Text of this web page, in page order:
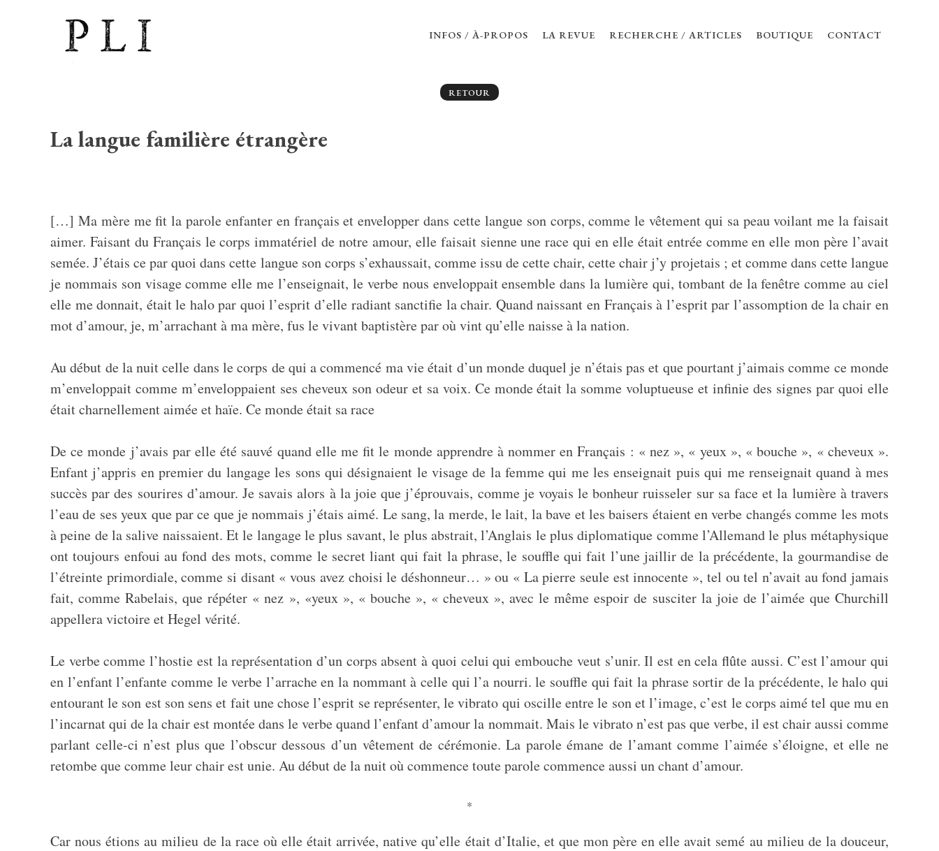
INFOS / À-PROPOS LA REVUE RECHERCHE / ARTICLES BOUTIQUE CONTACT
RETOUR
La langue familière étrangère
[…] Ma mère me fit la parole enfanter en français et envelopper dans cette langue son corps, comme le vêtement qui sa peau voilant me la faisait
aimer. Faisant du Français le corps immatériel de notre amour, elle faisait sienne une race qui en elle était entrée comme en elle mon père l’avait
semée. J’étais ce par quoi dans cette langue son corps s’exhaussait, comme issu de cette chair, cette chair j’y projetais ; et comme dans cette langue
je nommais son visage comme elle me l’enseignait, le verbe nous enveloppait ensemble dans la lumière qui, tombant de la fenêtre comme au ciel
elle me donnait, était le halo par quoi l’esprit d’elle radiant sanctifie la chair. Quand naissant en Français à l’esprit par l’assomption de la chair en
mot d’amour, je, m’arrachant à ma mère, fus le vivant baptistère par où vint qu’elle naisse à la nation.
Au début de la nuit celle dans le corps de qui a commencé ma vie était d’un monde duquel je n’étais pas et que pourtant j’aimais comme ce monde
m’enveloppait comme m’enveloppaient ses cheveux son odeur et sa voix. Ce monde était la somme voluptueuse et infinie des signes par quoi elle
était charnellement aimée et haïe. Ce monde était sa race
De ce monde j’avais par elle été sauvé quand elle me fit le monde apprendre à nommer en Français : « nez », « yeux », « bouche », « cheveux ».
Enfant j’appris en premier du langage les sons qui désignaient le visage de la femme qui me les enseignait puis qui me renseignait quand à mes
succès par des sourires d’amour. Je savais alors à la joie que j’éprouvais, comme je voyais le bonheur ruisseler sur sa face et la lumière à travers
l’eau de ses yeux que par ce que je nommais j’étais aimé. Le sang, la merde, le lait, la bave et les baisers étaient en verbe changés comme les mots
à peine de la salive naissaient. Et le langage le plus savant, le plus abstrait, l’Anglais le plus diplomatique comme l’Allemand le plus métaphysique
ont toujours enfoui au fond des mots, comme le secret liant qui fait la phrase, le souffle qui fait l’une jaillir de la précédente, la gourmandise de
l’étreinte primordiale, comme si disant « vous avez choisi le déshonneur… » ou « La pierre seule est innocente », tel ou tel n’avait au fond jamais
fait, comme Rabelais, que répéter « nez », «yeux », « bouche », « cheveux », avec le même espoir de susciter la joie de l’aimée que Churchill
appellera victoire et Hegel vérité.
Le verbe comme l’hostie est la représentation d’un corps absent à quoi celui qui embouche veut s’unir. Il est en cela flûte aussi. C’est l’amour qui
en l’enfant l’enfante comme le verbe l’arrache en la nommant à celle qui l’a nourri. le souffle qui fait la phrase sortir de la précédente, le halo qui
entourant le son est son sens et fait une chose l’esprit se représenter, le vibrato qui oscille entre le son et l’image, c’est le corps aimé tel que mu en
l’incarnat qui de la chair est montée dans le verbe quand l’enfant d’amour la nommait. Mais le vibrato n’est pas que verbe, il est chair aussi comme
parlant celle-ci n’est plus que l’obscur dessous d’un vêtement de cérémonie. La parole émane de l’amant comme l’aimée s’éloigne, et elle ne
retombe que comme leur chair est unie. Au début de la nuit où commence toute parole commence aussi un chant d’amour.
*
Car nous étions au milieu de la race où elle était arrivée, native qu’elle était d’Italie, et que mon père en elle avait semé au milieu de la douceur,